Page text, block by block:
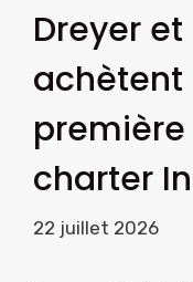
Dreyer
achètent
charter
22 juillet 2026